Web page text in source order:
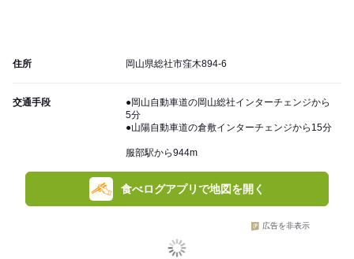
住所 岡山県総社市窪木894-6
交通手段
●岡山自動車道の岡山総社インターチェンジから
5分
●山陽自動車道の倉敷インターチェンジから15分
服部駅から944m
食べログアプリで地図を開く
広告を非表示